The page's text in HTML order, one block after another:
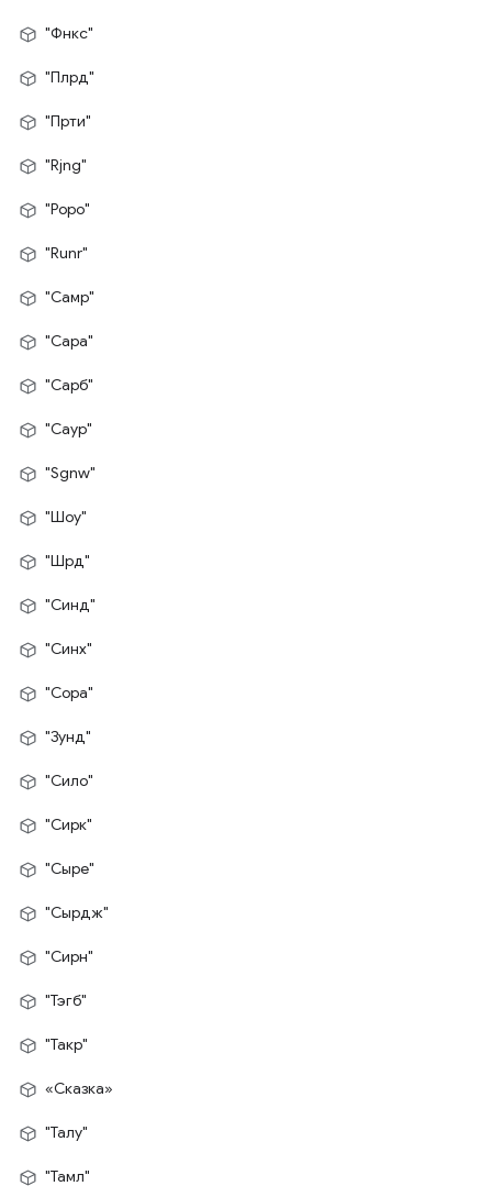
"Фнкс"
"Плрд"
"Прти"
"Rjng"
"Роро"
"Runr"
"Самр"
"Сара"
"Сарб"
"Саур"
"Sgnw"
"Шоу"
"Шрд"
"Синд"
"Синх"
"Сора"
"Зунд"
"Сило"
"Сирк"
"Сыре"
"Сырдж"
"Сирн"
"Тэгб"
"Такр"
«Сказка»
"Талу"
"Тамл"